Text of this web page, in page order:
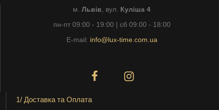
м. Львів , вул. Куліша 4
пн-пт 09:00 - 19:00 | сб 09:00 - 18:00
E-mail: info@lux-time.com.ua
1/ Доставка та Оплата